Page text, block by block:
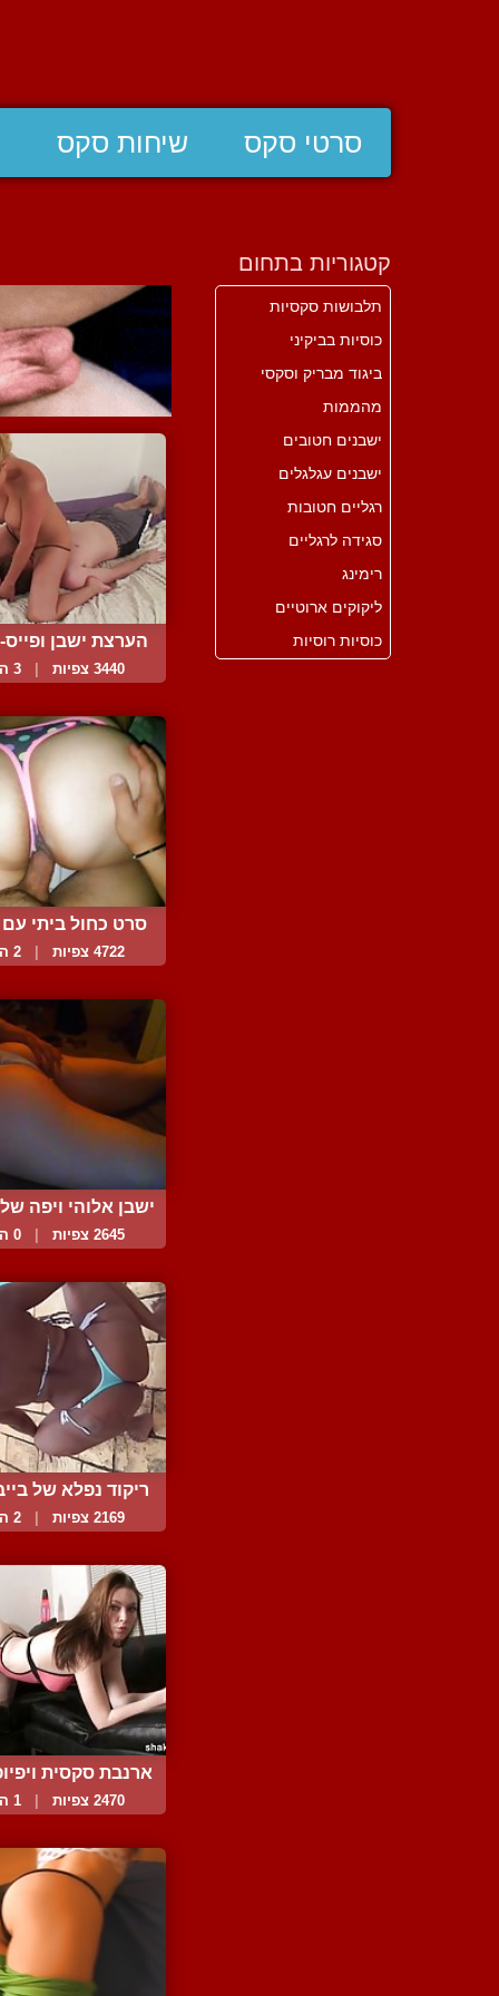
סרטי סקס שיחות סקס
הערצת ישבן
3440 צפיות | 3 המלצות
סרט כחול ביתי עם
4722 צפיות | 2 המלצות
ישבן אלוהי ויפה
2645 צפיות 0 המלצות
ריקוד נפלא של
2169 צפיות 2 המלצות
ארנבת סקסית
2470 צפיות 1 המלצות
קטגוריות בתחום
תלבושות סקסיות
כוסיות בביקיני
ביגוד מבריק וסקסי
מהממות
ישבנים חטובים
ישבנים עגלגלים
רגליים חטובות
סגידה לרגליים
רימינג
ליקוקים ארוטיים
כוסיות רוסיות